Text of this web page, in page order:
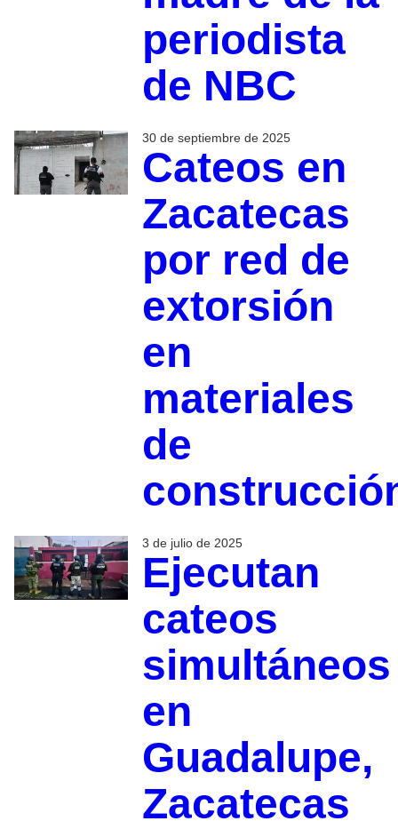
periodista
de NBC
30 de septiembre de 2025
Cateos en
Zacatecas
por red de
extorsión
en
materiales
de
3 de julio de 2025
Ejecutan
cateos
simultáneos
en
Guadalupe,
Zacatecas